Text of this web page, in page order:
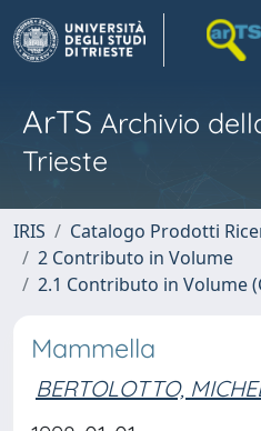
ArTS Archivio
Trieste
IRIS
Catalogo Prodotti
2 Contributo in Volume
2.1 Contributo in Volume
Mammella
BERTOLOTTO,